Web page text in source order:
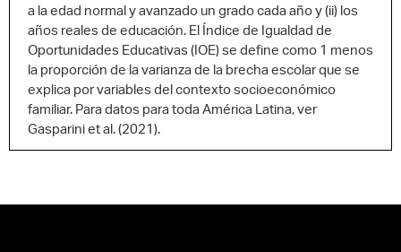
a la edad normal y avanzado un grado cada año y (ii) los
años reales de educación. El Índice de Igualdad de
Oportunidades Educativas (IOE) se define como 1 menos
la proporción de la varianza de la brecha escolar que se
explica por variables del contexto socioeconómico
familiar. Para datos para toda América Latina, ver
Gasparini et al. (2021).